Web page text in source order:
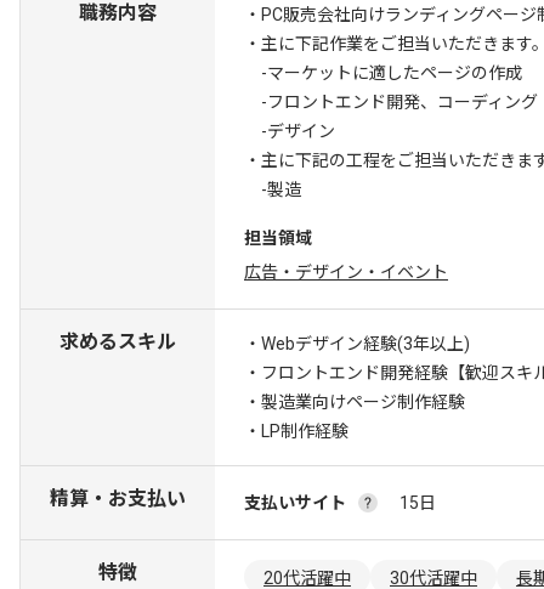
職務内容
・PC販売会社向けランディングペー
・主に下記作業をご担当いただきます
-マーケットに適したページの作成
-フロントエンド開発、コーディング
-デザイン
・主に下記の工程をご担当いただきま
-製造
担当領域
広告・デザイン・イベント
求めるスキル
・Webデザイン経験(3年以上)
・フロントエンド開発経験 【歓迎スキ
・製造業向けページ制作経験
・LP制作経験
精算・お支払い 支払いサイト 15日
特徴 20代活躍中 30代活躍中 長